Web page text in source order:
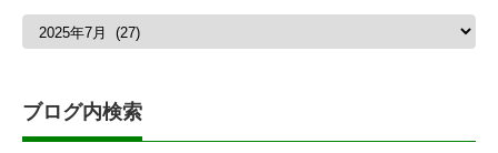
月
イ
ブ
ブログ内検索